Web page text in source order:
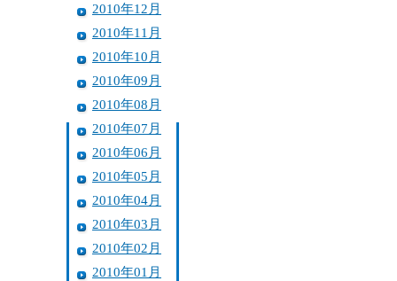
2010年12月
2010年11月
2010年10月
2010年09月
2010年08月
2010年07月
2010年06月
2010年05月
2010年04月
2010年03月
2010年02月
2010年01月